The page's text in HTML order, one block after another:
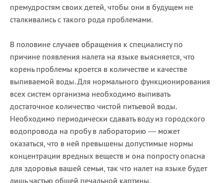
премудростям своих детей, чтобы они в будущем не
сталкивались с такого рода проблемами.
В половине случаев обращения к специалисту по
причине появления налета на языке выясняется, что
корень проблемы кроется в количестве и качестве
выпиваемой воды. Для нормального функционирования
всех систем организма необходимо выпивать
достаточное количество чистой питьевой воды.
Необходимо периодически сдавать воду из городского
водопровода на пробу в лабораторию — может
оказаться, что в ней превышены допустимые нормы
концентрации вредных веществ и она попросту опасна
для здоровья вашей семьи, так что налет на языке будет
лишь частью общей печальной картины.